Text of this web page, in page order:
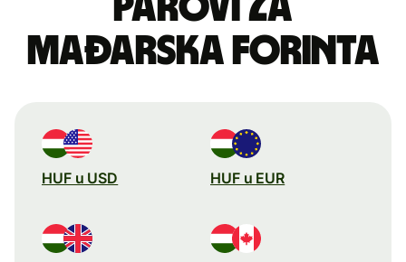
mađarska forinta
HUF u USD HUF u EUR